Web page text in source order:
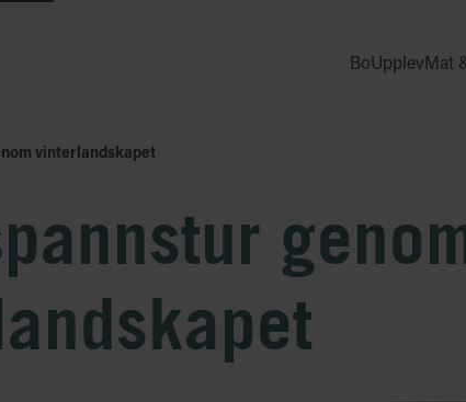
SV BoUpplevMat
vinterlandskapet